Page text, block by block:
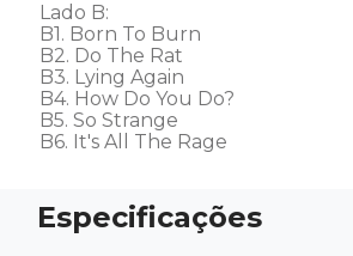
Lado B:
B1. Born To Burn
B2. Do The Rat
B3. Lying Again
B4. How Do You Do?
B5. So Strange
B6. It's All The Rage